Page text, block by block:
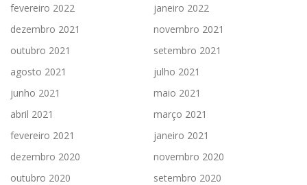
fevereiro 2022
janeiro 2022
dezembro 2021
novembro 2021
outubro 2021
setembro 2021
agosto 2021
julho 2021
junho 2021
maio 2021
abril 2021
março 2021
fevereiro 2021
janeiro 2021
dezembro 2020
novembro 2020
outubro 2020
setembro 2020